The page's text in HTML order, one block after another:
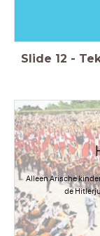
Slide 12 -
Alleen Arische
de